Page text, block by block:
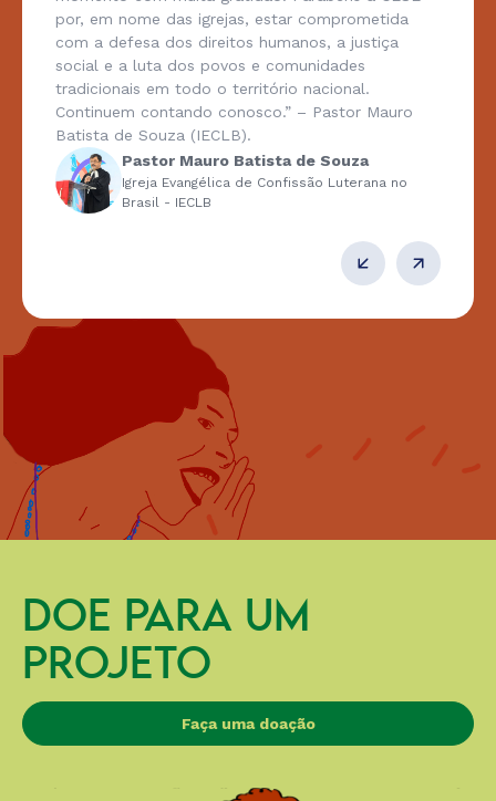
por, em nome das igrejas, estar comprometida
com a defesa dos direitos humanos, a justiça
social e a luta dos povos e comunidades
tradicionais em todo o território nacional.
Continuem contando conosco.” – Pastor Mauro
Batista de Souza (IECLB).
Pastor Mauro Batista de Souza
Igreja Evangélica de Confissão Luterana no
Brasil - IECLB
DOE PARA UM
PROJETO
Faça uma doação